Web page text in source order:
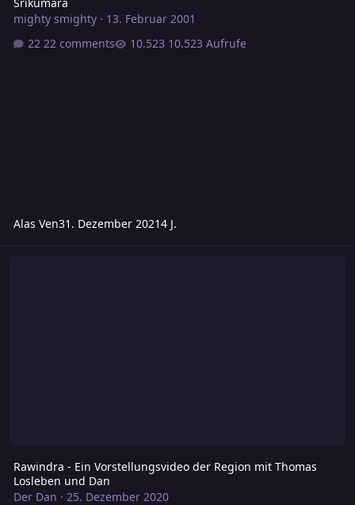
mighty smighty· 13. Februar 2001
22 comments
10.523 Aufrufe
Alas Ven31. Dezember 20214 J.
Rawindra - Ein Vorstellungsvideo der Region mit Thomas
Losleben und Dan
Der Dan · 25. Dezember 2020